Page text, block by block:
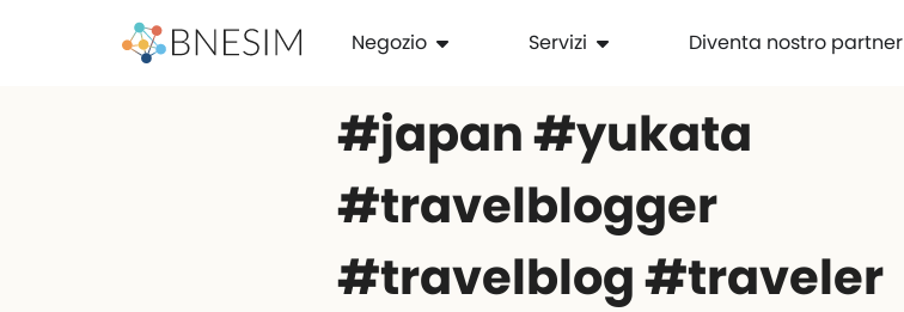
Negozio Servizi Diventa nostro partner
#japan #yukata
#travelblogger
#travelblog #traveler